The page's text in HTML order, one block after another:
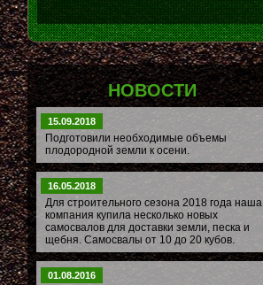
НОВОСТИ
15.09.2018
Подготовили необходимые объемы
плодородной земли к осени.
16.05.2018
Для строительного сезона 2018 года наша
компания купила несколько новых
самосвалов для доставки земли, песка и
щебня. Самосвалы от 10 до 20 кубов.
01.08.2016